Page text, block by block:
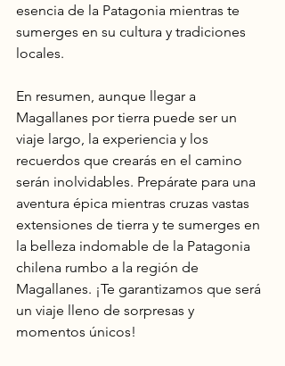
esencia de la Patagonia mientras te
sumerges en su cultura y tradiciones
locales.
En resumen, aunque llegar a
Magallanes por tierra puede ser un
viaje largo, la experiencia y los
recuerdos que crearás en el camino
serán inolvidables. Prepárate para una
aventura épica mientras cruzas vastas
extensiones de tierra y te sumerges en
la belleza indomable de la Patagonia
chilena rumbo a la región de
Magallanes. ¡Te garantizamos que será
un viaje lleno de sorpresas y
momentos únicos!